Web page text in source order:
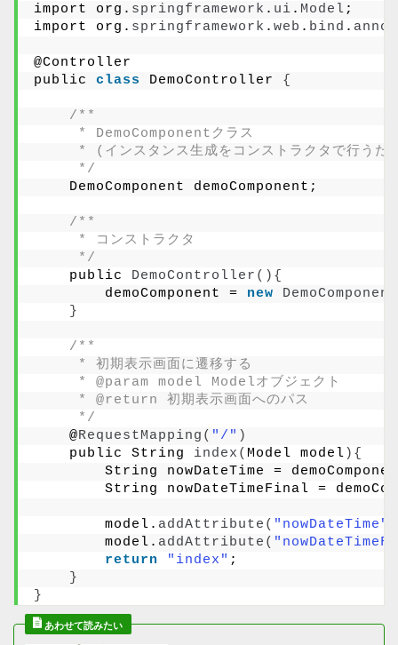
import org. springframework . ui . Model ;
import org. springframework . web . bind .
@Controller
public class DemoController {
/**
     * DemoComponentクラス
* (インスタンス生成をコンストラクタで行うた
     */
    DemoComponent demoComponent;
/**
     * コンストラクタ
     */
    public
DemoController (){
        demoComponent =
new
DemoComponent
}
/**
     * 初期表示画面に遷移する
     * @param model Modelオブジェクト
     * @return 初期表示画面へのパス
     */
    @
RequestMapping ( "/" )
    public String
index ( Model model ){
String nowDateTime =
String nowDateTimeFinal =
        model.
addAttribute ( "nowDateTime"
        model.
addAttribute (
return
"index" ;
}
}